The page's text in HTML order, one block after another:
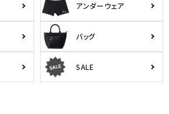
アンダーウェア
バッグ
SALE